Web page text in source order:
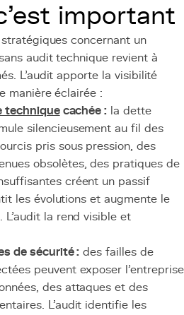
important
concernant un
audit technique revient à
L'audit apporte la visibilité
manière éclairée :
techniquecachée : la dette
silencieusement au fil des
pris sous pression, des
obsolètes, des pratiques de
créent un passif
les évolutions et augmente le
L'audit la rend visible et
de sécurité : des failles de
peuvent exposer l'entreprise
des attaques et des
L'audit identifie les